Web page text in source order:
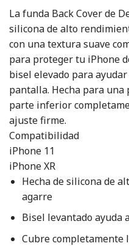
La funda Back Cover de
silicona de alto
con una textura suave
para proteger tu iPhone
bisel elevado para
pantalla. Hecha para
parte inferior
ajuste firme.
Compatibilidad
iPhone 11
iPhone XR
Hecha de silicona de
agarre
Bisel levantado ayuda
Cubre